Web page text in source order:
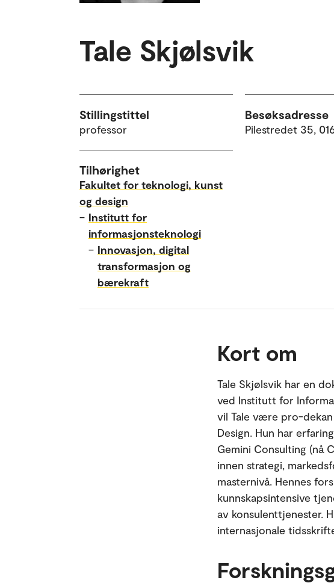
Tale Skjølsvik
Stillingstittel
professor
Besøksadresse
Pilestredet 35,
Tilhørighet
Fakultet for teknologi, kunst
og design
– Institutt for
informasjonsteknologi
– Innovasjon, digital
transformasjon og
bærekraft
Kort om
Tale Skjølsvik har en
ved Institutt for
vil Tale være pro-
Design. Hun har
Gemini Consulting (nå
innen strategi,
masternivå. Hennes
kunnskapsintensive
av konsulenttjenester.
internasjonale